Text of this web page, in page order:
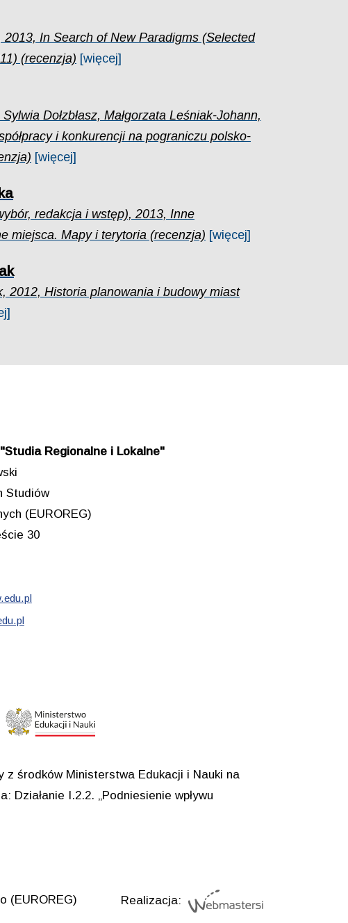
2013, In Search of New Paradigms (Selected
(recenzja) [więcej]
Dołzbłasz, Małgorzata Leśniak-Johann,
i konkurencji na pograniczu polsko-
[więcej]
redakcja i wstęp), 2013, Inne
miejsca. Mapy i terytoria (recenzja) [więcej]
2012, Historia planowania i budowy miast
Regionalne i Lokalne"
Studiów
(EUROREG)
30
z środków Ministerstwa Edukacji i Nauki na
Działanie I.2.2. „Podniesienie wpływu
(EUROREG) Realizacja: